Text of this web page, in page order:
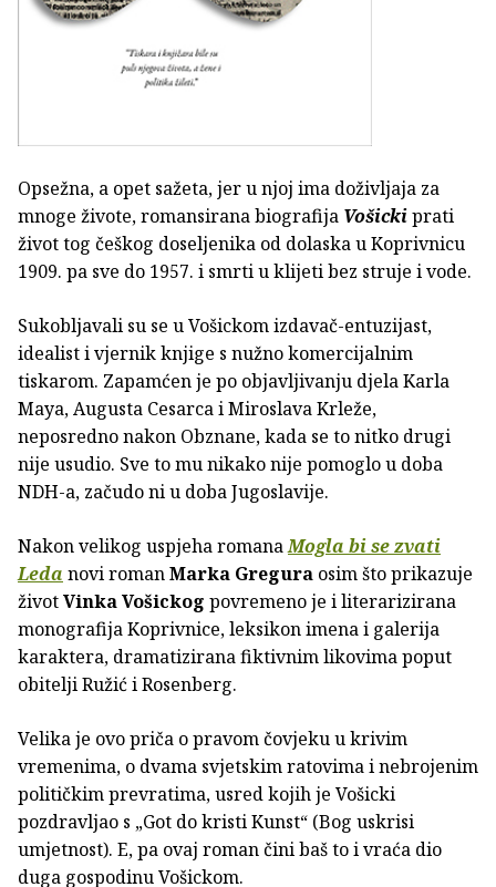
Opsežna, a opet sažeta, jer u njoj ima doživljaja za
mnoge živote, romansirana biografija Vošickiprati
život tog češkog doseljenika od dolaska u Koprivnicu
1909. pa sve do 1957. i smrti u klijeti bez struje i vode.
Sukobljavali su se u Vošickom izdavač-entuzijast,
idealist i vjernik knjige s nužno komercijalnim
tiskarom. Zapamćen je po objavljivanju djela Karla
Maya, Augusta Cesarca i Miroslava Krleže,
neposredno nakon Obznane, kada se to nitko drugi
nije usudio. Sve to mu nikako nije pomoglo u doba
NDH-a, začudo ni u doba Jugoslavije.
Nakon velikog uspjeha romanaMogla bi se zvati
Leda novi romanMarka Gregura osim što prikazuje
životVinka Vošickog povremeno je i literarizirana
monografija Koprivnice, leksikon imena i galerija
karaktera, dramatizirana fiktivnim likovima poput
obitelji Ružić i Rosenberg.
Velika je ovo priča o pravom čovjeku u krivim
vremenima, o dvama svjetskim ratovima i nebrojenim
političkim prevratima, usred kojih je Vošicki
pozdravljao s „Got do kristi Kunst“ (Bog uskrisi
umjetnost). E, pa ovaj roman čini baš to i vraća dio
duga gospodinu Vošickom.